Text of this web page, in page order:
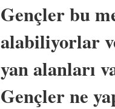
Gençler bu
alabiliyorlar
yan alanları
Gençler ne